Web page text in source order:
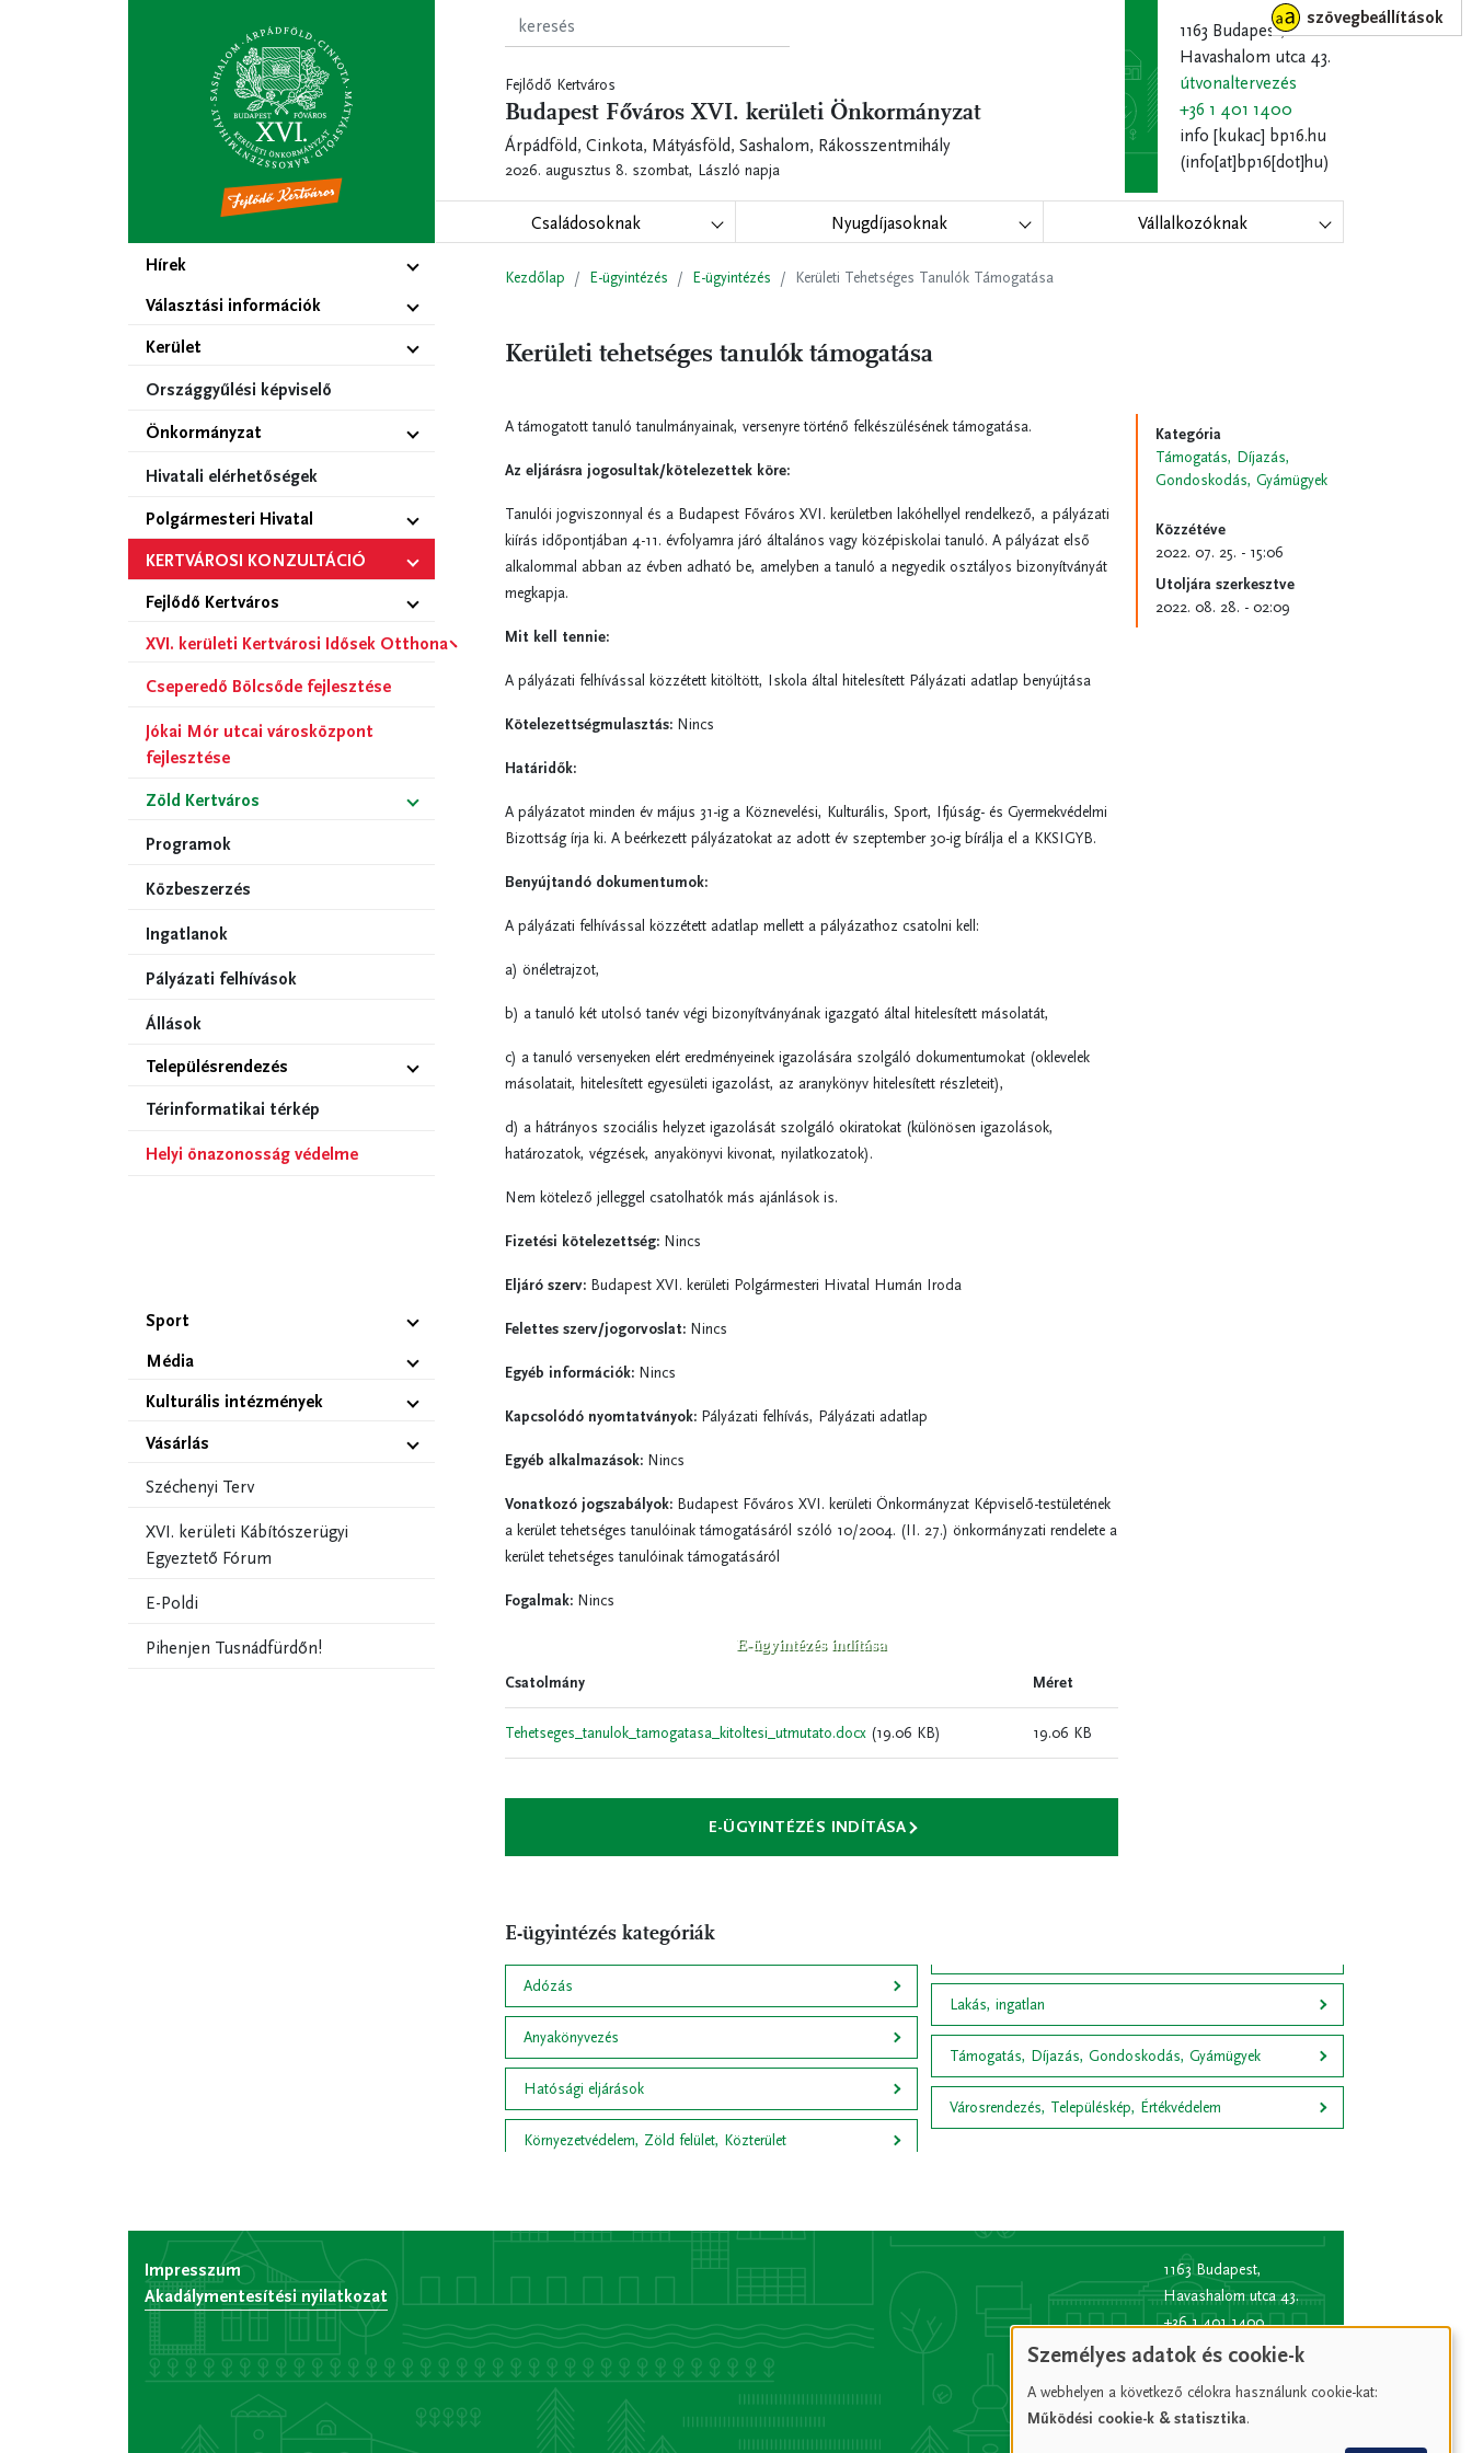
szövegbeállítások
Fejlődő Kertváros
Budapest Főváros XVI. kerületi Önkormányzat
Árpádföld, Cinkota, Mátyásföld, Sashalom, Rákosszentmihály
2026. augusztus 8. szombat, László napja
1163 Budapest,
Havashalom utca 43.
útvonaltervezés
+36 1 401 1400
info [kukac] bp16.hu
(info[at]bp16[dot]hu)
Családosoknak Nyugdíjasoknak
Vállalkozóknak
Hírek
Választási információk
Kerület
Országgyűlési képviselő
Önkormányzat
Hivatali elérhetőségek
Polgármesteri Hivatal
KERTVÁROSI KONZULTÁCIÓ
Fejlődő Kertváros
XVI. kerületi Kertvárosi Idősek Otthona
Cseperedő Bölcsőde fejlesztése
Jókai Mór utcai városközpont
fejlesztése
Zöld Kertváros
Programok
Közbeszerzés
Ingatlanok
Pályázati felhívások
Állások
Településrendezés
Térinformatikai térkép
Helyi önazonosság védelme
Sport
Média
Kulturális intézmények
Vásárlás
Széchenyi Terv
XVI. kerületi Kábítószerügyi
Egyeztető Fórum
E-Poldi
Pihenjen Tusnádfürdőn!
Kezdőlap E-ügyintézés E-ügyintézés Kerületi Tehetséges Tanulók Támogatása
Kerületi tehetséges tanulók támogatása
A támogatott tanuló tanulmányainak, versenyre történő felkészülésének támogatása.
Az eljárásra jogosultak/kötelezettek köre:
Tanulói jogviszonnyal és a Budapest Főváros XVI. kerületben lakóhellyel rendelkező, a pályázati
kiírás időpontjában 4-11. évfolyamra járó általános vagy középiskolai tanuló. A pályázat első
alkalommal abban az évben adható be, amelyben a tanuló a negyedik osztályos bizonyítványát
megkapja.
Mit kell tennie:
A pályázati felhívással közzétett kitöltött, Iskola által hitelesített Pályázati adatlap benyújtása
Kötelezettségmulasztás: Nincs
Határidők:
A pályázatot minden év május 31-ig a Köznevelési, Kulturális, Sport, Ifjúság- és Gyermekvédelmi
Bizottság írja ki. A beérkezett pályázatokat az adott év szeptember 30-ig bírálja el a KKSIGYB.
Benyújtandó dokumentumok:
A pályázati felhívással közzétett adatlap mellett a pályázathoz csatolni kell:
a) önéletrajzot,
b) a tanuló két utolsó tanév végi bizonyítványának igazgató által hitelesített másolatát,
c) a tanuló versenyeken elért eredményeinek igazolására szolgáló dokumentumokat (oklevelek
másolatait, hitelesített egyesületi igazolást, az aranykönyv hitelesített részleteit),
d) a hátrányos szociális helyzet igazolását szolgáló okiratokat (különösen igazolások,
határozatok, végzések, anyakönyvi kivonat, nyilatkozatok).
Nem kötelező jelleggel csatolhatók más ajánlások is.
Fizetési kötelezettség: Nincs
Eljáró szerv: Budapest XVI. kerületi Polgármesteri Hivatal Humán Iroda
Felettes szerv/jogorvoslat: Nincs
Egyéb információk: Nincs
Kapcsolódó nyomtatványok: Pályázati felhívás, Pályázati adatlap
Egyéb alkalmazások: Nincs
Vonatkozó jogszabályok: Budapest Főváros XVI. kerületi Önkormányzat Képviselő-testületének
a kerület tehetséges tanulóinak támogatásáról szóló 10/2004. (II. 27.) önkormányzati rendelete a
kerület tehetséges tanulóinak támogatásáról
Fogalmak: Nincs
E-ügyintézés indítása
Csatolmány Méret
Tehetseges_tanulok_tamogatasa_kitoltesi_utmutato.docx (19.06 KB) 19.06 KB
E-ÜGYINTÉZÉS INDÍTÁSA
Kategória
Támogatás, Díjazás,
Gondoskodás, Gyámügyek
Közzétéve
2022. 07. 25. - 15:06
Utoljára szerkesztve
2022. 08. 28. - 02:09
E-ügyintézés kategóriák
Adózás
Anyakönyvezés
Hatósági eljárások
Környezetvédelem, Zöld felület, Közterület
Lakás, ingatlan
Támogatás, Díjazás, Gondoskodás, Gyámügyek
Városrendezés, Településkép, Értékvédelem
Impresszum
Akadálymentesítési nyilatkozat
1163 Budapest,
Havashalom utca 43.
+36 1 401 1400
info[kukac]bp16.hu
Hivatali kapu rövid
név:XVIPOLG
Személyes adatok és cookie-k
A webhelyen a következő célokra használunk cookie-kat:
Működési cookie-k & statisztika.